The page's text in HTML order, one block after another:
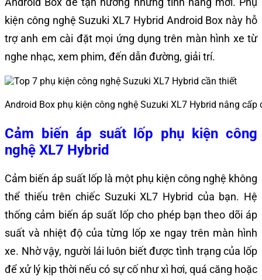
kiện công nghệ Suzuki XL7 Hybrid Android Box này hỗ
trợ anh em cài đặt mọi ứng dụng trên màn hình xe từ
nghe nhạc, xem phim, đến dẫn đường, giải trí.
Android Box phụ kiện công nghệ Suzuki XL7 Hybrid nâng cấp
Cảm biến áp suất lốp phụ kiện công
nghệ XL7 Hybrid
Cảm biến áp suất lốp là một phụ kiện công nghệ không
thể thiếu trên chiếc Suzuki XL7 Hybrid của bạn. Hệ
thống cảm biến áp suất lốp cho phép bạn theo dõi áp
suất và nhiệt độ của từng lốp xe ngay trên màn hình
xe. Nhờ vậy, người lái luôn biết được tình trạng của lốp
để xử lý kịp thời nếu có sự cố như xì hơi, quá căng hoặc